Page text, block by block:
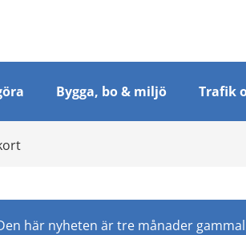
Bygga, bo & miljö Trafik
här nyheten är tre månader